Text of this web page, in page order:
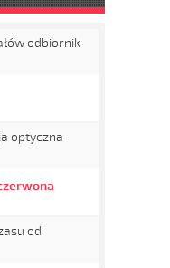
odbiornik
optyczna
od